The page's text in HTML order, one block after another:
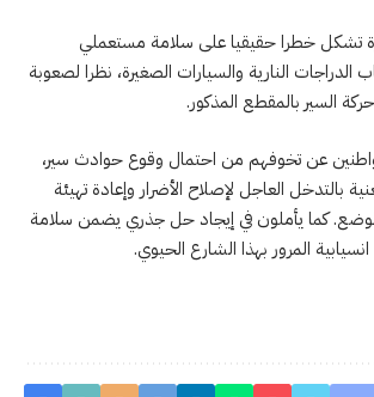
تشكل خطرا حقيقيا على سلامة مستعملي
النارية والسيارات الصغيرة، نظرا لصعوبة
السير بالمقطع المذكور.
عن تخوفهم من احتمال وقوع حوادث سير،
بالتدخل العاجل لإصلاح الأضرار وإعادة تهيئة
كما يأملون في إيجاد حل جذري يضمن سلامة
المرور بهذا الشارع الحيوي.